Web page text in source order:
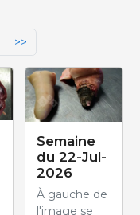
>>
Semaine
du 22-Jul-
2026
À gauche de
l'image se